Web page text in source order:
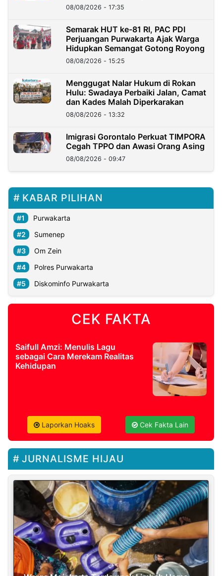
08/08/2026 - 17:35
Semarak HUT ke-81 RI, PAC PDI
Perjuangan Purwakarta Ajak Warga
Hidupkan Semangat Gotong Royong
08/08/2026 - 15:25
Menggugat Nalar Hukum di Rokan
Hulu: Swadaya Perbaiki Jalan, Camat
dan Kades Malah Diperkarakan
08/08/2026 - 13:32
Imigrasi Gorontalo Perkuat TIMPORA
Cegah TPPO dan Awasi Orang Asing
08/08/2026 - 09:47
KABAR PILIHAN
Purwakarta
Sumenep
Om Zein
Polres Purwakarta
Diskominfo Purwakarta
CEK FAKTA
Saifull Amzi: Menulis Lagu
sebagai Cara Merekam Realitas
Kehidupan
Laporkan Hoaks Cek Fakta Lain
JURNALISME HIJAU